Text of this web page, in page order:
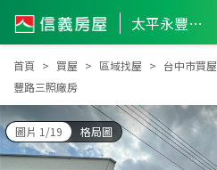
太平永豐路三照廠房
首頁 買屋 區域找屋 台中市買屋
豐路三照廠房
圖片 1/19 格局圖